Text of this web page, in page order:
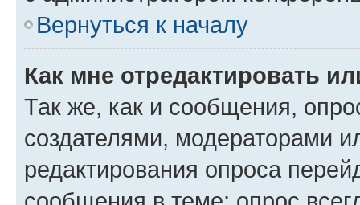
Вернуться к началу
Как мне отредактировать
Так же, как и сообщения,
создателями, модераторами
редактирования опроса